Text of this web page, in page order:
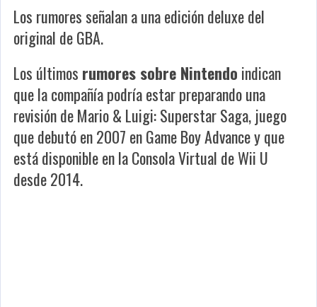
Los rumores señalan a una edición deluxe del
original de GBA.
Los últimos rumores sobre Nintendo indican
que la compañía podría estar preparando una
revisión deMario & Luigi: Superstar Saga, juego
que debutó en 2007 en Game Boy Advance y que
está disponible en la Consola Virtual de Wii U
desde 2014.